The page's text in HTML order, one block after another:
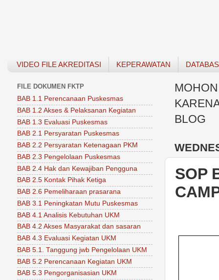
VIDEO FILE AKREDITASI KEPERAWATAN
BLOG
SOP
FILE DOKUMEN FKTP
BAB 1.1 Perencanaan Puskesmas
BAB 1.2 Akses & Pelaksanan Kegiatan
BAB 1.3 Evaluasi Puskesmas
BAB 2.1 Persyaratan Puskesmas
BAB 2.2 Persyaratan Ketenagaan PKM
BAB 2.3 Pengelolaan Puskesmas
BAB 2.4 Hak dan Kewajiban Pengguna
BAB 2.5 Kontak Pihak Ketiga
BAB 2.6 Pemeliharaan prasarana
BAB 3.1 Peningkatan Mutu Puskesmas
BAB 4.1 Analisis Kebutuhan UKM
BAB 4.2 Akses Masyarakat dan sasaran
BAB 4.3 Evaluasi Kegiatan UKM
BAB 5.1. Tanggung jwb Pengelolaan UKM
BAB 5.2 Perencanaan Kegiatan UKM
BAB 5.3 Pengorganisasian UKM